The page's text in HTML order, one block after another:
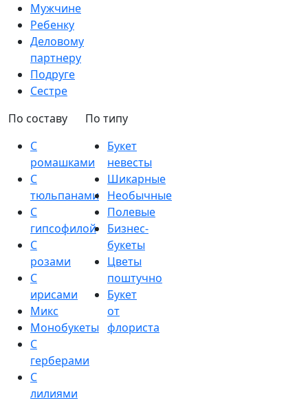
Мужчине
Ребенку
Деловому
партнеру
Подруге
Сестре
По составу
С
ромашками
С
тюльпанами
С
гипсофилой
С
розами
С
ирисами
Микс
Монобукеты
С
герберами
С
лилиями
По типу
Букет
невесты
Шикарные
Необычные
Полевые
Бизнес-
букеты
Цветы
поштучно
Букет
от
флориста